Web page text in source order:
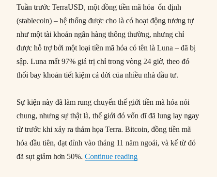
Tuần trước TerraUSD, một đồng tiền mã hóa ổn định
(stablecoin) – hệ thống được cho là có hoạt động tương tự
như một tài khoản ngân hàng thông thường, nhưng chỉ
được hỗ trợ bởi một loại tiền mã hóa có tên là Luna – đã bị
sập. Luna mất 97% giá trị chỉ trong vòng 24 giờ, theo đó
thổi bay khoản tiết kiệm cả đời của nhiều nhà đầu tư.
Sự kiện này đã làm rung chuyển thế giới tiền mã hóa nói
chung, nhưng sự thật là, thế giới đó vốn dĩ đã lung lay ngay
từ trước khi xảy ra thảm họa Terra. Bitcoin, đồng tiền mã
hóa đầu tiên, đạt đỉnh vào tháng 11 năm ngoái, và kể từ đó
đã sụt giảm hơn 50%.Continue reading“Sự sụp đổ của tiền mã